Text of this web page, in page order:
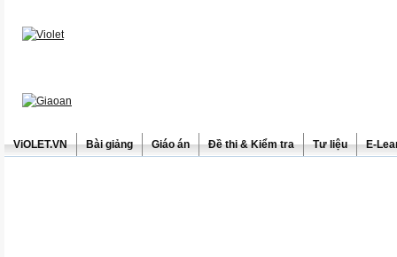
ViOLET.VN Bài giảng Giáo án Đề thi & Kiểm tra Tư liệu E-